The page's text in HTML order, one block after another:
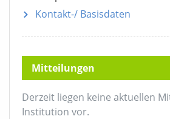
Kontakt-/ Basisdaten
Mitteilungen
Derzeit liegen keine aktuellen
Institution vor.